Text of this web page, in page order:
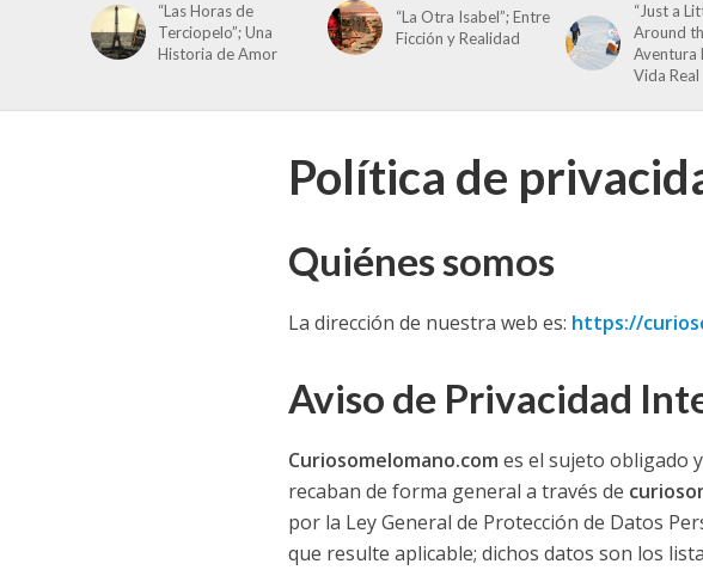
“Las Horas de
Terciopelo”; Una
Historia de Amor
“La Otra Isabel”; Entre
Ficción y Realidad
“Just a
Around
Aventura
Vida Real
Política de
Quiénes somos
La dirección de nuestra web es: https://
Aviso de Privacidad
Curiosomelomano.com es el sujeto obligado
recaban de forma general a través de
por la Ley General de Protección de Datos
que resulte aplicable; dichos datos son los